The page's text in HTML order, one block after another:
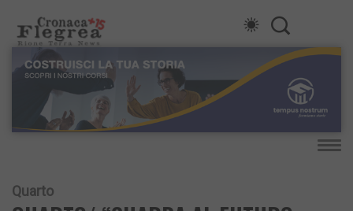
Quarto